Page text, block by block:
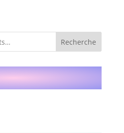
Recherche